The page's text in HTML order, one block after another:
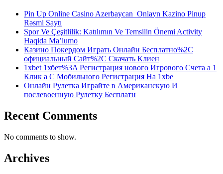
Pin Up Online Casino Azerbaycan ️ Onlayn Kazino Pinup
Rəsmi Saytı
Spor Ve Çeşitlilik: Katılımın Ve Temsilin Önemi Activity
Haqida Ma’lumo
Казино Покердом Играть Онлайн Бесплатно%2C
официальный Сайт%2C Скачать Клиен
1xbet 1хбет%3A Регистрация нового Игрового Счета а 1
Клик а С Мобильного Регистрация На 1xbe
Онлайн Рулетка Играйте в Американскую И
послевоенную Рулетку Бесплатн
Recent Comments
No comments to show.
Archives